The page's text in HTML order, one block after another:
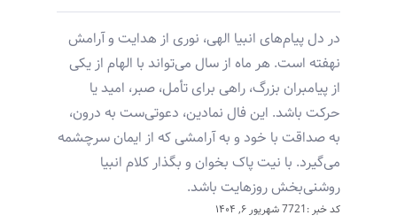
در دل پیام‌های انبیا الهی، نوری از هدایت و آرامش
نهفته است. هر ماه از سال می‌تواند با الهام از یکی
از پیامبران بزرگ، راهی برای تأمل، صبر، امید یا
حرکت باشد. این فال نمادین، دعوتی‌ست به درون،
به صداقت با خود و به آرامشی که از ایمان سرچشمه
می‌گیرد. با نیت پاک بخوان و بگذار کلام انبیا
روشنی‌بخش روزهایت باشد.
کد خبر :7721 شهریور ۶, ۱۴۰۴